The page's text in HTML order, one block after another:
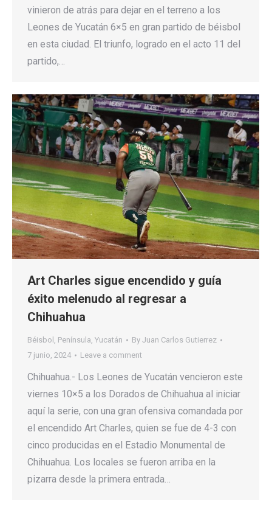
vinieron de atrás para dejar en el terreno a los
Leones de Yucatán 6×5 en gran partido de béisbol
en esta ciudad. El triunfo, logrado en el acto 11 del
partido,…
Art Charles sigue encendido y guía
éxito melenudo al regresar a
Chihuahua
Béisbol , Península, Yucatán By Juan Carlos Gutierrez
7 junio, 2024
Leave a comment
Chihuahua.- Los Leones de Yucatán vencieron este
viernes 10×5 a los Dorados de Chihuahua al iniciar
aquí la serie, con una gran ofensiva comandada por
el encendido Art Charles, quien se fue de 4-3 con
cinco producidas en el Estadio Monumental de
Chihuahua. Los locales se fueron arriba en la
pizarra desde la primera entrada…